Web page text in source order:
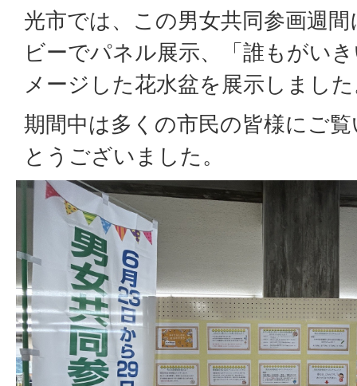
光市では、この男女共同参画週
ビーでパネル展示、「誰もがい
メージした花水盆を展示しまし
期間中は多くの市民の皆様にご
とうございました。